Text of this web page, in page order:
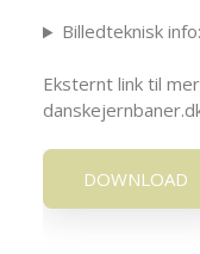
Billedteknisk info:
Eksternt link til
DOWNLOAD